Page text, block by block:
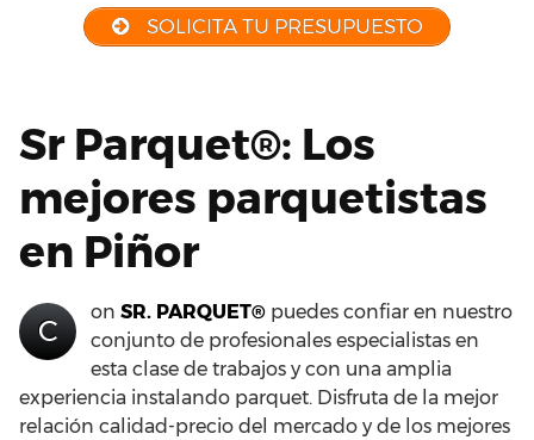
SOLICITA TU PRESUPUESTO
Sr Parquet®: Los
mejores parquetistas
en Piñor
C
on SR. PARQUET® puedes confiar en nuestro
conjunto de profesionales especialistas en
esta clase de trabajos y con una amplia
experiencia instalando parquet. Disfruta de la mejor
relación calidad-precio del mercado y de los mejores